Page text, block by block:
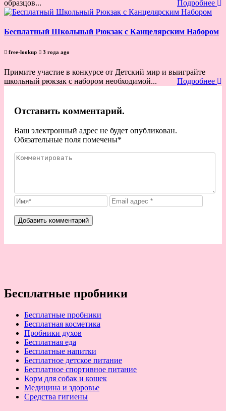
образцов... Подробнее
Бесплатный Школьный Рюкзак с Канцелярским Набором
free-lookup 3 года ago
Примите участие в конкурсе от Детский мир и выиграйте
школьный рюкзак с набором необходимой...
Подробнее
Отставить комментарий.
Ваш электронный адрес не будет опубликован.
Обязательные поля помечены*
Бесплатные пробники
Бесплатные пробники
Бесплатная косметика
Пробники духов
Бесплатная еда
Бесплатные напитки
Бесплатное детское питание
Бесплатное спортивное питание
Корм для собак и кошек
Медицина и здоровье
Средства гигиены